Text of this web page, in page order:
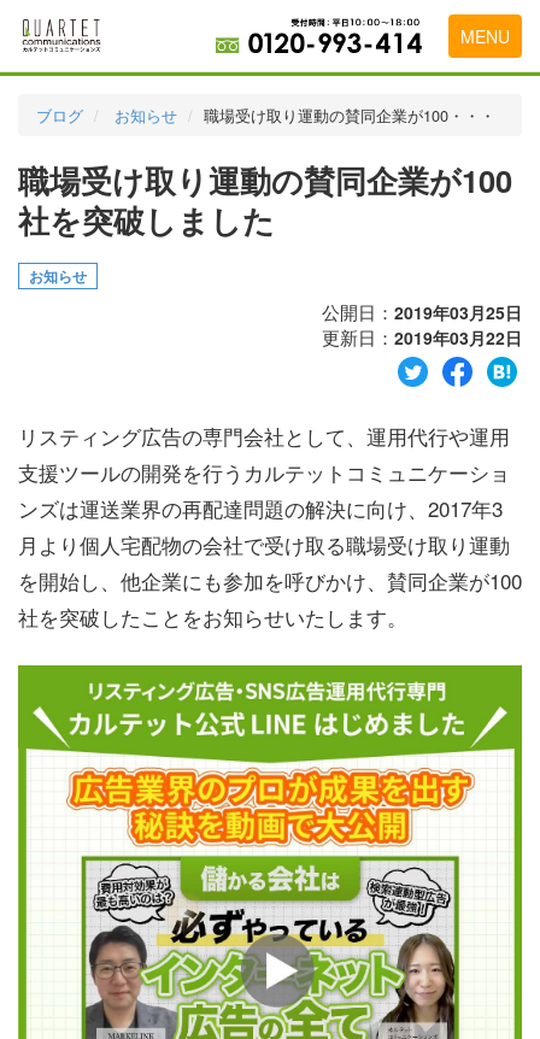
MENU
実績・お客様の声
初めて導入をお考えの方
代理店の乗り換えをお考えの方
会社概要
お問い合わせ
ブログ お知らせ 職場受け取り運動の賛同企業が100・・・
職場受け取り運動の賛同企業が100
社を突破しました
お知らせ
公開日： 2019年03月25日
更新日： 2019年03月22日
リスティング広告の専門会社として、運用代行や運用
支援ツールの開発を行うカルテットコミュニケーショ
ンズは運送業界の再配達問題の解決に向け、2017年3
月より個人宅配物の会社で受け取る職場受け取り運動
を開始し、他企業にも参加を呼びかけ、賛同企業が100
社を突破したことをお知らせいたします。